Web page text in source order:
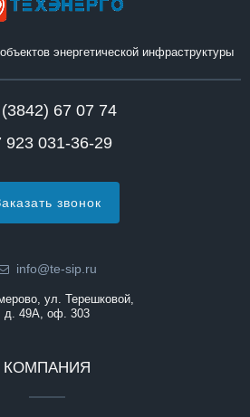
энергетической инфраструктуры
67 07 74
923 031-36-29
звонок
info@te-sip.ru
ул. Терешковой,
д. 49А, оф. 303
КОМПАНИЯ